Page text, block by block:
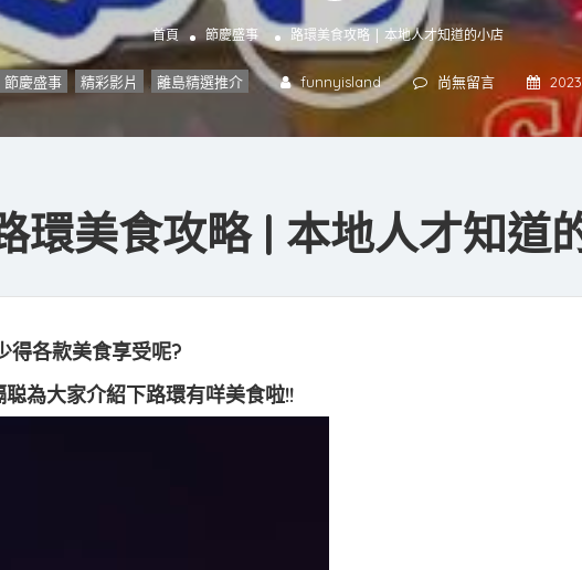
首頁 節慶盛事 路環美食攻略 | 本地人才知道的小店
節慶盛事 精彩影片 離島精選推介 funnyisland 尚無留言
環美食攻略 | 本地人才知道
得各款美食享受呢?
為大家介紹下路環有咩美食啦!!